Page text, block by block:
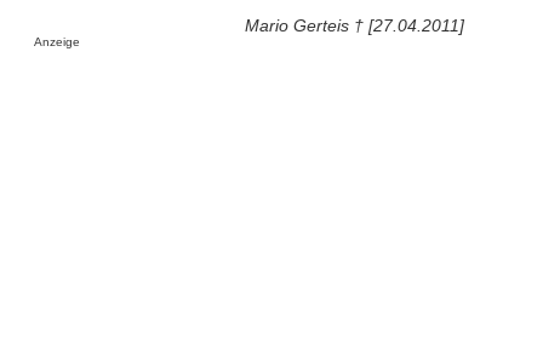
Mario Gerteis † [27.04.2011]
Anzeige